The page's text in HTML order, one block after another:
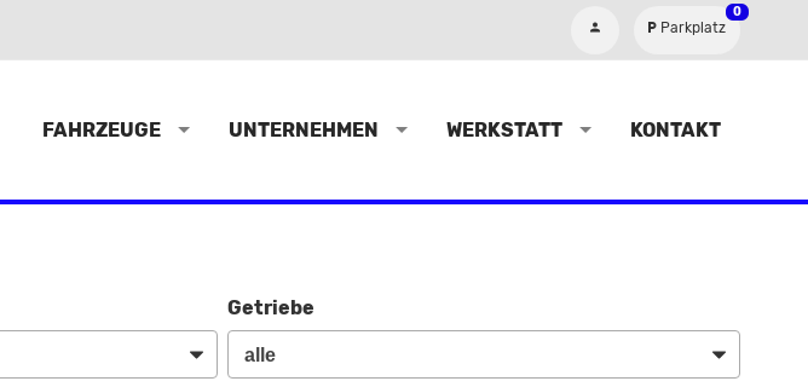
Parkplatz
0
FAHRZEUGE UNTERNEHMEN WERKSTATT KONTAKT
Getriebe